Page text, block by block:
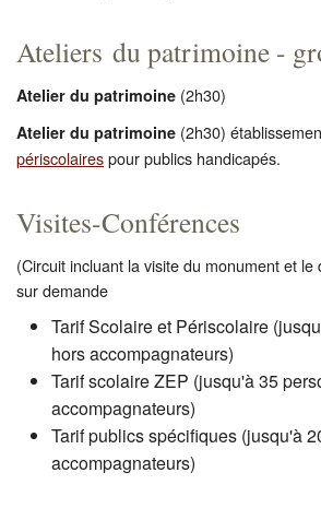
Ateliers du patrimoine -
Atelier du patrimoine (2h30)
Atelier du patrimoine (2h30)
périscolairespour publics handicapés.
Visites-Conférences
(Circuit incluant la visite du monument et
sur demande
Tarif Scolaire et Périscolaire
hors accompagnateurs)
Tarif scolaire ZEP (jusqu'à 35
accompagnateurs)
Tarif publics spécifiques (jusqu'à
accompagnateurs)